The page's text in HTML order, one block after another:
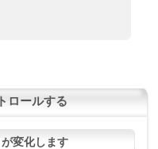
ロールする
変化します